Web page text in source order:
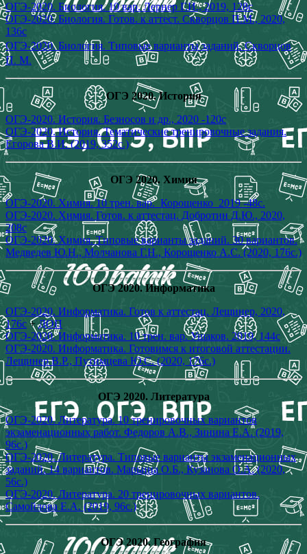
ОГЭ-2020. Биология. 10 вар. Лернер Г.И., 2019, 128с
ОГЭ-2020. Биология. Готов. к аттест. Скворцов П.М., 2020,
136с
ОГЭ-2020. Биология. Типовые варианты заданий. Скворцов
П. М.
ОГЭ 2020. История
ОГЭ-2020. История. Безносов и др., 2020 -120с
ОГЭ-2020. История. Тематические тренировочные задания.
Егорова В.И. (2019, 352с.)
ОГЭ 2020. Химия
ОГЭ-2020. Химия. 10 трен. вар._Корощенко_2019 -48с.
ОГЭ-2020. Химия. Готов. к аттестац. Добротин Д.Ю., 2020,
208с
ОГЭ-2020. Химия. Типовые варианты заданий. 30 вариантов.
Медведев Ю.Н., Молчанова Г.Н., Корощенко А.С. (2020, 176с.)
ОГЭ 2020. Информатика
ОГЭ-2020. Информатика. Готов к аттестац. Лещинер, 2020,
176с+ДОП
ОГЭ-2020. Информатика. 10 трен. вар. Ушаков. 2019, 144с
ОГЭ-2020. Информатика. Готовимся к итоговой аттестации.
Лещинер В.Р., Путимцева Ю.С. (2020, 176с.)
ОГЭ 2020. Литература
ОГЭ-2020. Литература. 10 тренировочных вариантов
экзаменационных работ. Федоров А.В., Зинина Е.А. (2019,
96с.)
ОГЭ-2020. Литература. Типовые варианты экзаменационных
заданий. 14 вариантов. Марьина О.Б., Кузанова О.А. (2020,
56с.)
ОГЭ-2020. Литература. 20 тренировочных вариантов.
Самойлова Е.А. (2019, 96с.)
ОГЭ 2020. География